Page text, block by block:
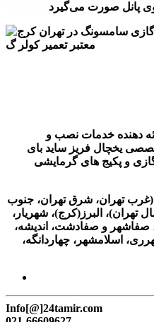
دهنده خدمات نصب و
یخچال فریز ساید بای
و پکیج های گرمایشی
تهران، شرق تهران، جنوب
تهران)، البرز(کرج)، شهریار،
و صفادشت، اندیشه،
اسلامشهر، چهاردانگه،
Info[@]24tamir.com